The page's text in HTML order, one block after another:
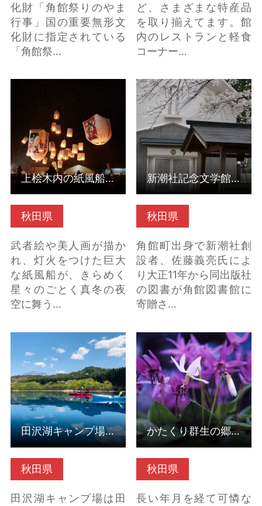
化財「角館祭りのやま
行事」国の重要無形文
化財に指定されている
「角館祭…
ど、さまざまな特産品
を取り揃えてます。館
内のレストランと軽食
コーナー…
秋田県
武者絵や美人画が描か
れ、灯火をつけた巨大
な紙風船が、きらめく
星々のごとく真冬の夜
空に舞う…
（秋田県仙北市） の詳
細はこちら
上桧木内の紙風船上げ（秋田県仙北市）
秋田県
角館町出身で新潮社創
設者、佐藤義亮氏によ
り大正11年から同出版社
の図書が角館図書館に
寄贈さ…
新潮社記念文学館（秋
田県仙北市） の詳細は
こちら
新潮社記念文学館（秋田県仙北市）
秋田県
田沢湖キャンプ場は田
田沢湖キャンプ場（秋
田県仙北市） の詳細は
こちら
田沢湖キャンプ場（秋田県仙北市）
秋田県
長い年月を経て可憐な
かたくり群生の郷（秋
田県仙北市） の詳細は
こちら
かたくり群生の郷（秋田県仙北市）